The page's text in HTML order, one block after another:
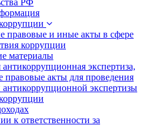
РФ
правовые и иные акты в сфере
коррупции
материалы
экспертиза,
правовые акты для проведения
антикоррупционной экспертизы
к ответственности за